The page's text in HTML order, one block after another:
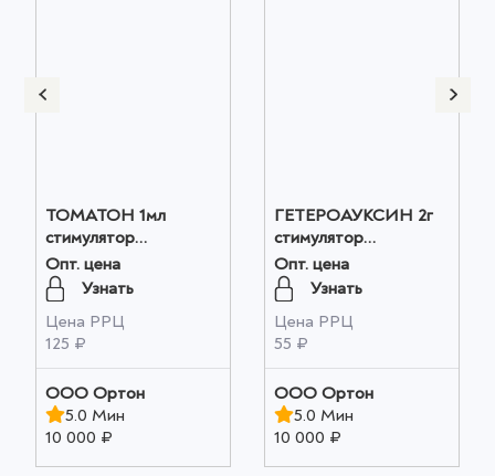
ТОМАТОН 1мл
стимулятор
плодообразования
оптом
Опт. цена
Узнать
Цена РРЦ
125 ₽
ООО Ортон
5.0 Мин
10 000 ₽
ГЕТЕРОАУКСИН 2г
стимулятор
корнеобразования
оптом
Опт. цена
Узнать
Цена РРЦ
55 ₽
ООО Ортон
5.0 Мин
10 000 ₽